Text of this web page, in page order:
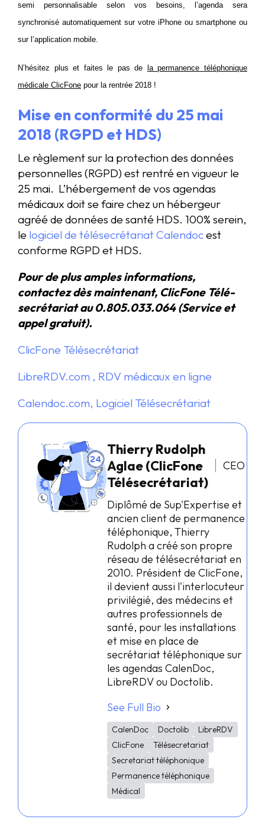
semi personnalisable selon vos besoins, l’agenda sera
synchronisé automatiquement sur votre iPhone ou smartphone ou
sur l’application mobile.
N’hésitez plus et faites le pas de
la permanence téléphonique
médicale ClicFone pour la rentrée 2018 !
Mise en conformité du 25 mai
2018 (RGPD et HDS)
Le règlement sur la protection des données
personnelles (RGPD) est rentré en vigueur le
25 mai. L’hébergement de vos agendas
médicaux doit se faire chez un hébergeur
agréé de données de santé HDS. 100% serein,
le logiciel de télésecrétariat Calendocest
conforme RGPD et HDS.
Pour de plus amples informations,
contactez dès maintenant, ClicFone Télé-
secrétariat au 0.805.033.064 (Service et
appel gratuit).
ClicFone Télésecrétariat
LibreRDV.com , RDV médicaux en ligne
Calendoc.com, Logiciel Télésecrétariat
Thierry Rudolph
Aglae (ClicFone
Télésecrétariat)
CEO
Diplômé de Sup'Expertise et
ancien client de permanence
téléphonique, Thierry
Rudolph a créé son propre
réseau de télésecrétariat en
2010. Président de ClicFone,
il devient aussi l'interlocuteur
privilégié, des médecins et
autres professionnels de
santé, pour les installations
et mise en place de
secrétariat téléphonique sur
les agendas CalenDoc,
LibreRDV ou Doctolib.
See Full Bio
CalenDoc Doctolib
LibreRDV
ClicFone
Télésecretariat
Secretariat téléphonique
Permanence téléphonique
Médical